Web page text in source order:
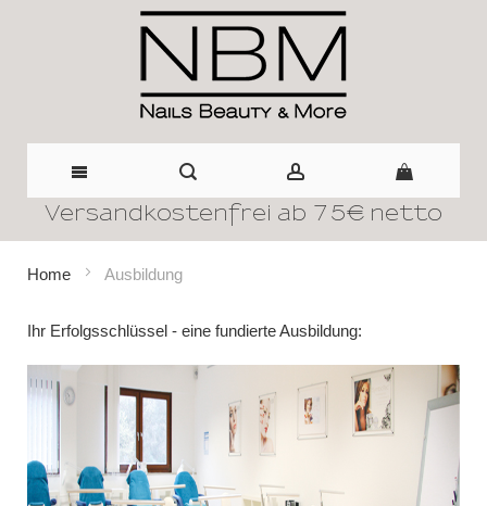
Direkt
Versandkostenfrei ab 75€ netto
Home Ausbildung
Ihr Erfolgsschlüssel - eine fundierte Ausbildung: